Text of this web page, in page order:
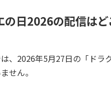
の日2026の配信は
、2026年5月27日の「ドラ
せん。